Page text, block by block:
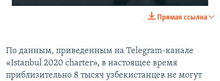
1080p
Прямая ссылка
По данным, приведенным на Telegram-канале
«Istаnbul 2020 charter», в настоящее время
приблизительно 8 тысяч узбекистанцев не могут